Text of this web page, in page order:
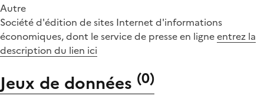
Autre
Société d'édition de sites Internet d'informations
économiques, dont le service de presse en ligneentrez la
description du lien ici
Jeux de données (0)